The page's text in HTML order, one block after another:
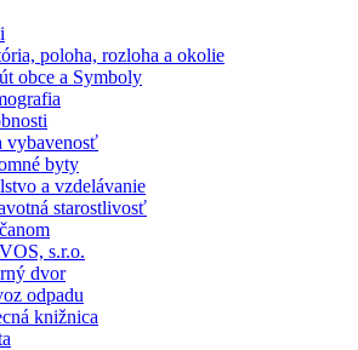
poloha, rozloha a okolie
obce a Symboly
vybavenosť
byty
a vzdelávanie
starostlivosť
s.r.o.
dvor
odpadu
knižnica